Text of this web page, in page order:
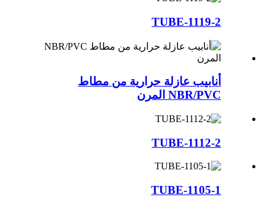
TUBE-1119-2
أنابيب عازلة حرارية من مطاط
NBR/PVC المرن
TUBE-1112-2
TUBE-1105-1